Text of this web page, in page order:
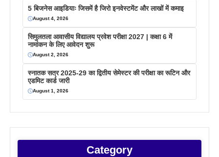
5 बिजनेस आइडियाः जिसमें है जिरो इनवेस्टमेंट और लाखों में कमाइ
August 4, 2026
सिमुलतला आवासीय विद्यालय प्रवेश परीक्षा 2027 | कक्षा 6 में
नामांकन के लिए आवेदन शुरू
August 2, 2026
स्नातक सत्र 2025-29 का द्वितीय सेमेस्टर की परीक्षा का रूटिन और
एडमिट कार्ड जारी
August 1, 2026
Category